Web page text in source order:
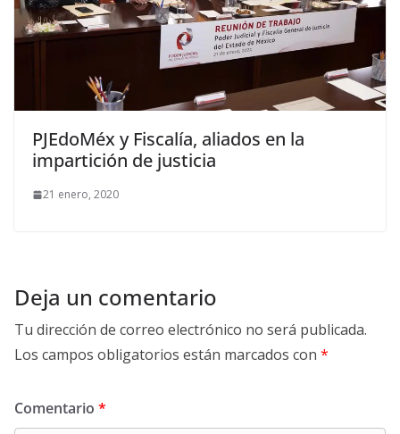
PJEdoMéx y Fiscalía, aliados en la
impartición de justicia
21 enero, 2020
Deja un comentario
Tu dirección de correo electrónico no será publicada.
Los campos obligatorios están marcados con *
Comentario *